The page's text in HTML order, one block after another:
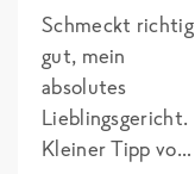
Schmeckt richtig
gut, mein
absolutes
Lieblingsgericht.
Kleiner Tipp von